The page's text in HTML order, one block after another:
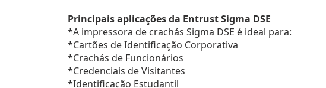
Principais aplicações da Entrust Sigma DSE
*A impressora de crachás Sigma DSE é ideal para:
*Cartões de Identificação Corporativa
*Crachás de Funcionários
*Credenciais de Visitantes
*Identificação Estudantil